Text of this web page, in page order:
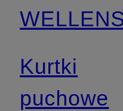
Kurtki
puchowe